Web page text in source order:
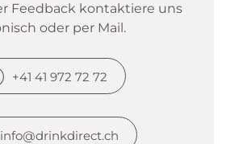
Feedback kontaktiere uns
oder per Mail.
+41 41 972 72 72
info@drinkdirect.ch